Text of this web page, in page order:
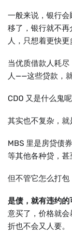
一般来说，银行
移了，银行就不
人，只想着更快更
当优质借款人耗
人——这些贷款，
CDO 又是什么鬼
其实也不复杂，就
MBS 里是房贷债
等其他各种贷，甚
但不管它怎么打包
是债，就有违约的
意买了，价格就
折也不会又人要。